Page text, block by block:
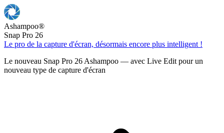
Ashampoo®
Snap Pro 26
Le pro de la capture d'écran, désormais encore plus intelligent !
Le nouveau Snap Pro 26 Ashampoo — avec Live Edit pour un
nouveau type de capture d'écran